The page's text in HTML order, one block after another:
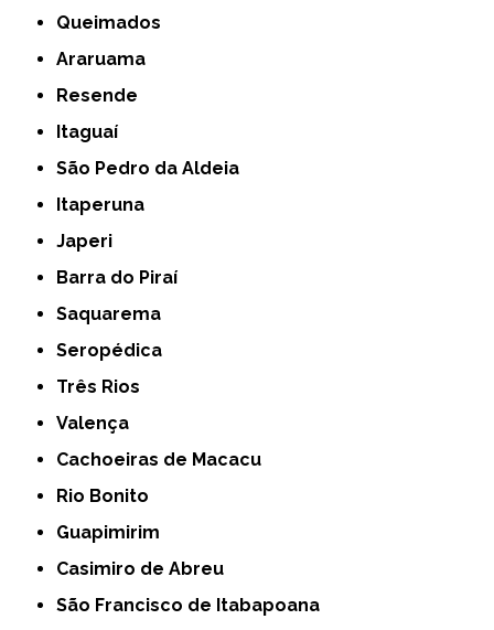
Queimados
Araruama
Resende
Itaguaí
São Pedro da Aldeia
Itaperuna
Japeri
Barra do Piraí
Saquarema
Seropédica
Três Rios
Valença
Cachoeiras de Macacu
Rio Bonito
Guapimirim
Casimiro de Abreu
São Francisco de Itabapoana